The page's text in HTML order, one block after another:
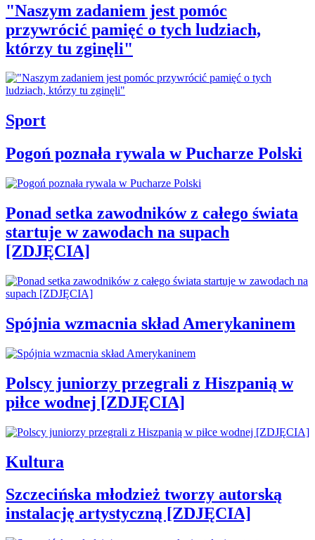
"Naszym zadaniem jest pomóc
przywrócić pamięć o tych ludziach,
którzy tu zginęli"
Sport
Pogoń poznała rywala w Pucharze Polski
Ponad setka zawodników z całego świata
startuje w zawodach na supach
[ZDJĘCIA]
Spójnia wzmacnia skład Amerykaninem
Polscy juniorzy przegrali z Hiszpanią w
piłce wodnej [ZDJĘCIA]
Kultura
Szczecińska młodzież tworzy autorską
instalację artystyczną [ZDJĘCIA]